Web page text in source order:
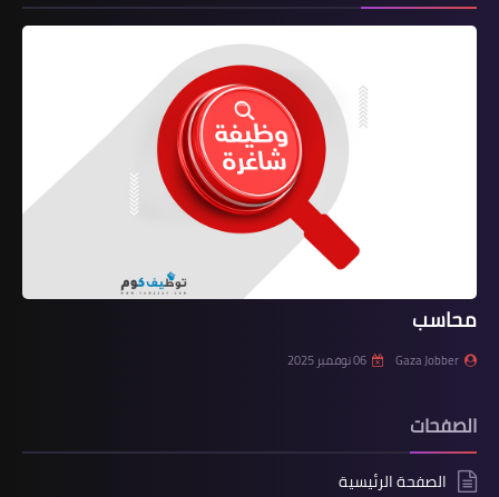
محاسب
Gaza Jobber 06 نوفمبر 2025
الصفحات
الصفحة الرئيسية